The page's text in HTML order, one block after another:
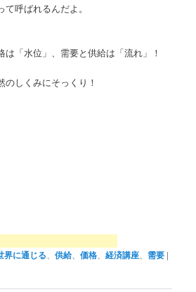
呼ばれるんだよ。
は「水位」、需要と供給は「流れ」！
のしくみにそっくり！
界に通じる 、供給、価格 、経済講座 需要 |